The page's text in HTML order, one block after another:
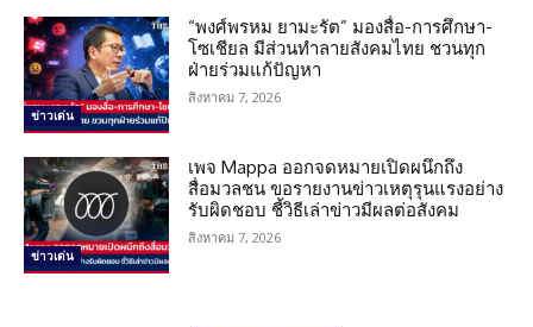
ข่าวเด่น
“พงศ์พรหม ยามะรัต” มองสื่อ-การศึกษา-
โซเชียล มีส่วนทำลายสังคมไทย ชวนทุก
ฝ่ายร่วมแก้ปัญหา
สิงหาคม 7, 2026
ข่าวเด่น
เพจ Mappa ออกจดหมายเปิดผนึกถึง
สื่อมวลชน ขอรายงานข่าวเหตุรุนแรงอย่าง
รับผิดชอบ ชี้วิธีเล่าข่าวมีผลต่อสังคม
สิงหาคม 7, 2026